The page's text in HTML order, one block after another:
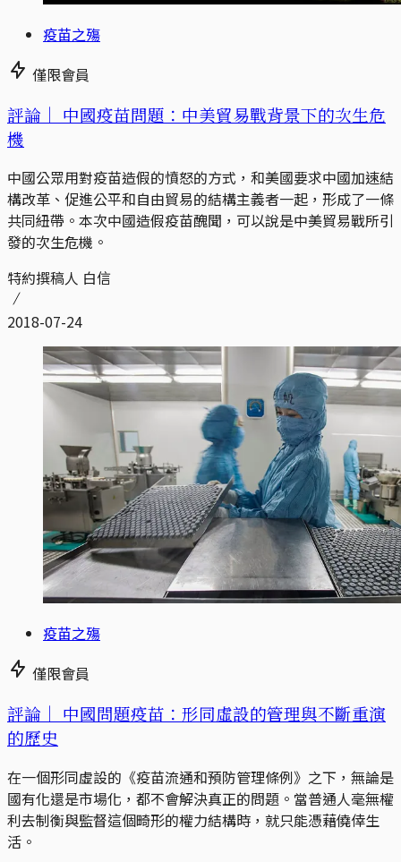
疫苗之殤
僅限會員
評論｜ 中國疫苗問題：中美貿易戰背景下的次生危
機
中國公眾用對疫苗造假的憤怒的方式，和美國要求中國加速結
構改革、促進公平和自由貿易的結構主義者一起，形成了一條
共同紐帶。本次中國造假疫苗醜聞，可以說是中美貿易戰所引
發的次生危機。
特約撰稿人 白信
2018-07-24
疫苗之殤
僅限會員
評論｜ 中國問題疫苗：形同虛設的管理與不斷重演
的歷史
在一個形同虛設的《疫苗流通和預防管理條例》之下，無論是
國有化還是市場化，都不會解決真正的問題。當普通人毫無權
利去制衡與監督這個畸形的權力結構時，就只能憑藉僥倖生
活。